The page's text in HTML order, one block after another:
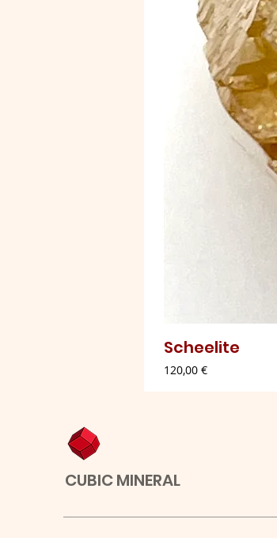
Scheelite
Preço
120,00 €
CUBIC MINERAL